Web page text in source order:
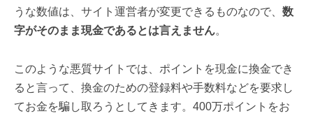
うな数値は、サイト運営者が変更できるものなので、 数
字がそのまま現金であるとは言えません。
このような悪質サイトでは、ポイントを現金に換金でき
ると言って、換金のための登録料や手数料などを要求し
てお金を騙し取ろうとしてきます。400万ポイントをお